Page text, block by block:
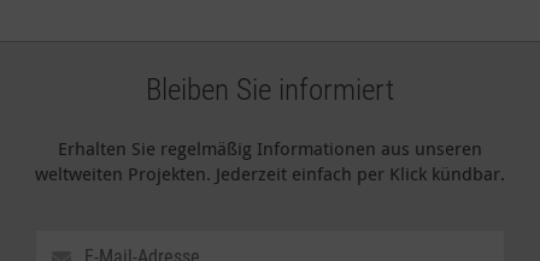
Bleiben Sie informiert
Erhalten Sie regelmäßig Informationen aus unseren
weltweiten Projekten. Jederzeit einfach per Klick kündbar.